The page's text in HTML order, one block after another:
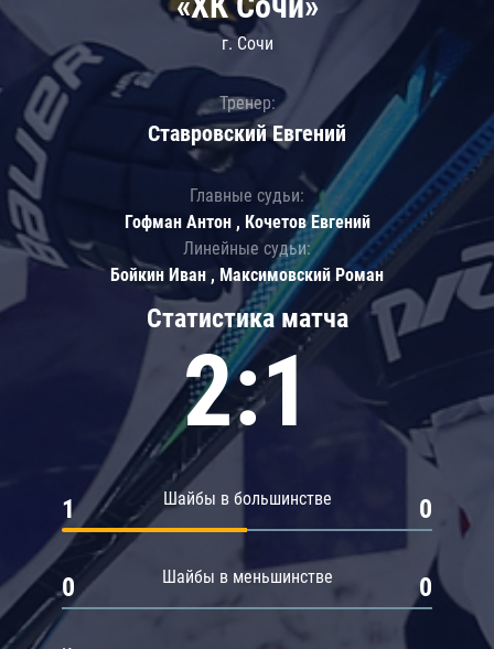
Статистика матча
2:1
Шайбы в большинстве
1 0
Шайбы в меньшинстве
0 0
г. Сочи
Тренер:
Ставровский Евгений
Главные судьи:
Гофман Антон , Кочетов Евгений
Линейные судьи:
Бойкин Иван , Максимовский Роман